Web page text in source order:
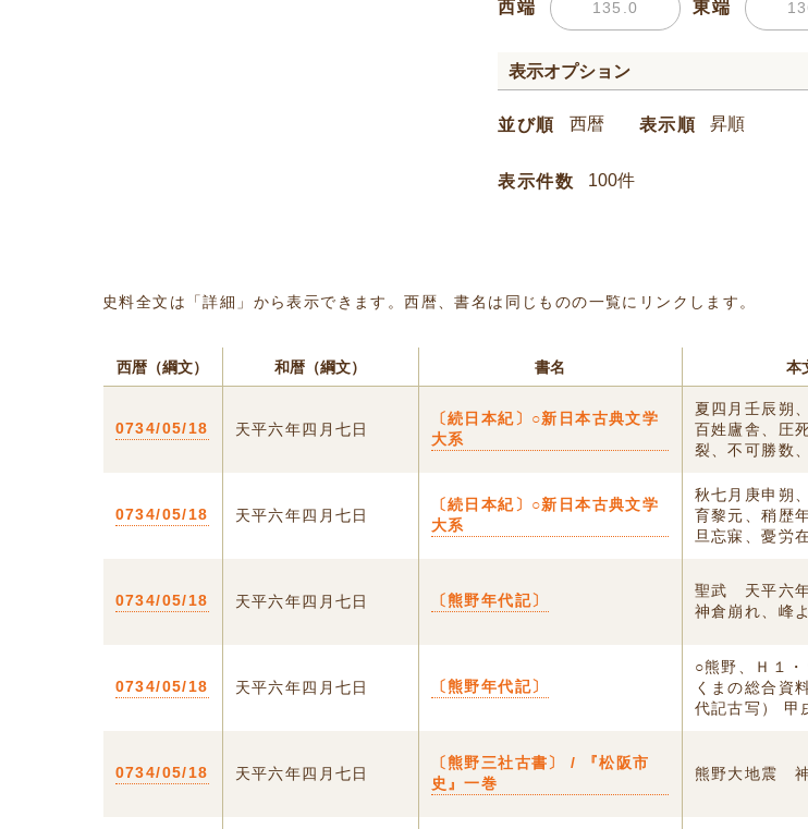
西端 東端
表示オプション
並び順 表示順
表示件数
史料全文は「詳細」から表示できます。西暦、書名は同じものの一覧にリンクします。
西暦（綱文） 和暦（綱文） 書名 本
0734/05/18 天平六年四月七日
〔続日本紀〕○新日本古典文学
大系
夏四月壬辰朔
百姓廬舎、圧
裂、不可勝数
0734/05/18 天平六年四月七日
〔続日本紀〕○新日本古典文学
大系
秋七月庚申朔
育黎元、稍歴
旦忘寐、憂労
0734/05/18 天平六年四月七日 〔熊野年代記〕
聖武 天平六年
神倉崩れ、峰
0734/05/18 天平六年四月七日 〔熊野年代記〕
○熊野、Ｈ１
くまの総合資
代記古写） 甲
0734/05/18 天平六年四月七日
〔熊野三社古書〕 / 『松阪市
史』一巻
熊野大地震